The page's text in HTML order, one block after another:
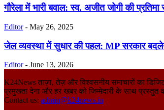
गौरेला में भारी बवाल: स्व. अजीत जोगी की
Editor - May 26, 2025
जेल व्यवस्था में सुधार की पहल: MP सरकार
Editor - June 13, 2026
K24News ताज़ा, तेज़ और विश्वसनीय समाचारों का
प्रमुखता देना और हर खबर को जिम्मेदारी के साथ प्रस्तुत
Contact us: admin@k24news.in